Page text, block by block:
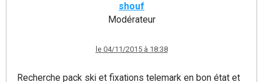
shouf
Modérateur
le 04/11/2015 à 18:38
Recherche pack ski et fixations telemark en bon état et